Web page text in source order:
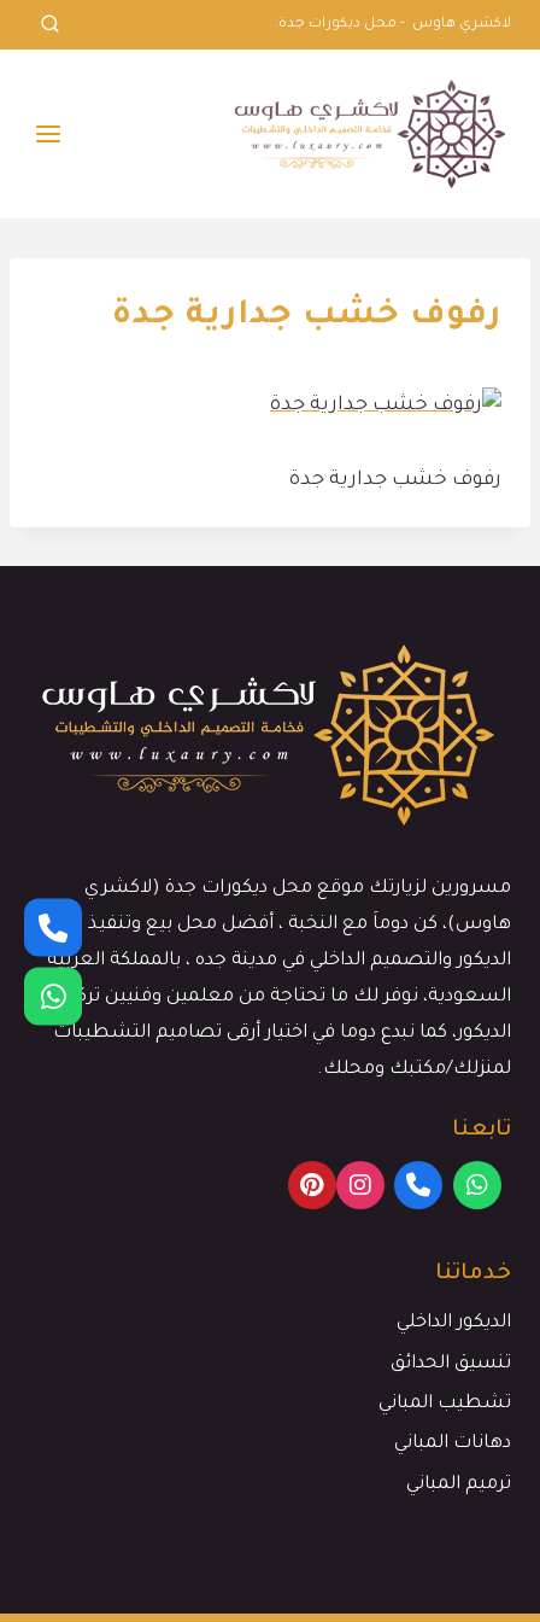
التجاوز
إلى
المحتوى
لاكشري هاوس - محل ديكورات جدة.
رفوف خشب جدارية جدة
رفوف خشب جدارية جدة
مسرورين لزيارتك موقع محل ديكورات جدة (لاكشري
هاوس)، كن دوماَ مع النخبة ، أفضل محل بيع وتنفيذ اعمال
الديكور والتصميم الداخلي في مدينة جده ، بالمملكة العربية
السعودية، نوفر لك ما تحتاجة من معلمين وفنيين تركيب
الديكور، كما نبدع دوما في اختيار أرقى تصاميم التشطيبات
لمنزلك/مكتبك ومحلك.
تابعنا
خدماتنا
الديكور الداخلي
تنسيق الحدائق
تشطيب المباني
دهانات المباني
ترميم المباني